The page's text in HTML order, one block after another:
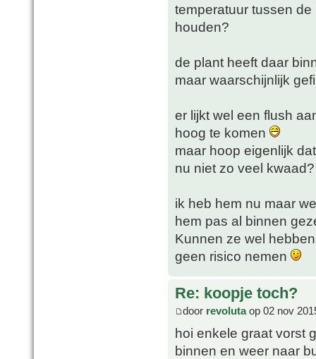
temperatuur tussen
houden?
de plant heeft daar
maar waarschijnlijk
er lijkt wel een flush
hoog te komen
maar hoop eigenlijk
nu niet zo veel kwaad?
ik heb hem nu maar
hem pas al binnen
Kunnen ze wel
geen risico nemen
Re: koopje toch?
door revolutaop 02 nov
hoi enkele graat vorst
binnen en weer naar